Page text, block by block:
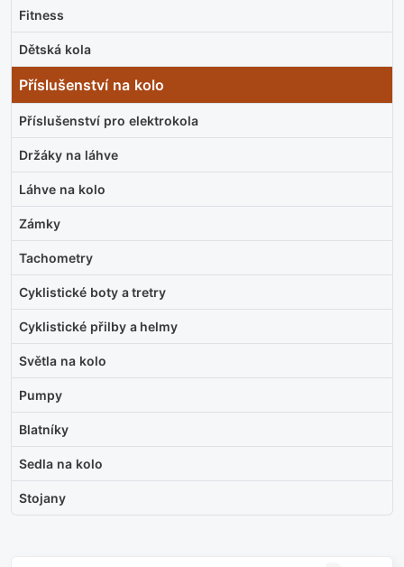
Fitness
Dětská kola
Příslušenství na kolo
Příslušenství pro elektrokola
Držáky na láhve
Láhve na kolo
Zámky
Tachometry
Cyklistické boty a tretry
Cyklistické přilby a helmy
Světla na kolo
Pumpy
Blatníky
Sedla na kolo
Stojany